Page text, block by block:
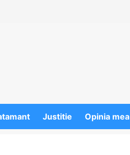
Justitie Opinia mea